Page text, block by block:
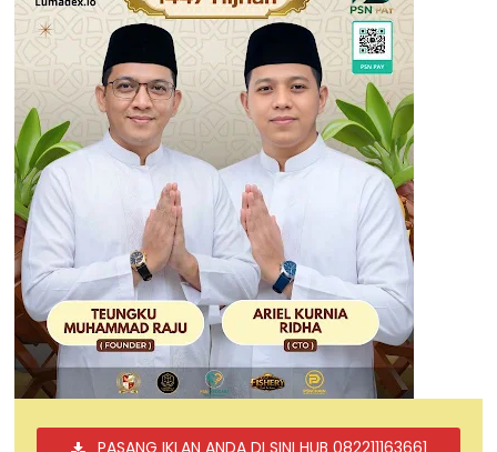
PASANG IKLAN ANDA DI SINI HUB 082211163661